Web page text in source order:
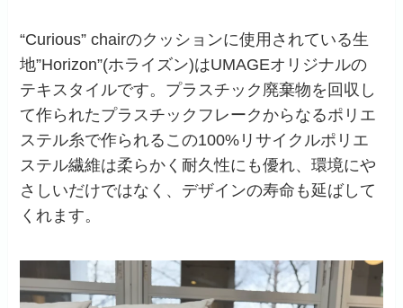
“Curious” chairのクッションに使用されている生
地”Horizon”(ホライズン)はUMAGEオリジナルの
テキスタイルです。プラスチック廃棄物を回収し
て作られたプラスチックフレークからなるポリエ
ステル糸で作られるこの100%リサイクルポリエ
ステル繊維は柔らかく耐久性にも優れ、環境にや
さしいだけではなく、デザインの寿命も延ばして
くれます。